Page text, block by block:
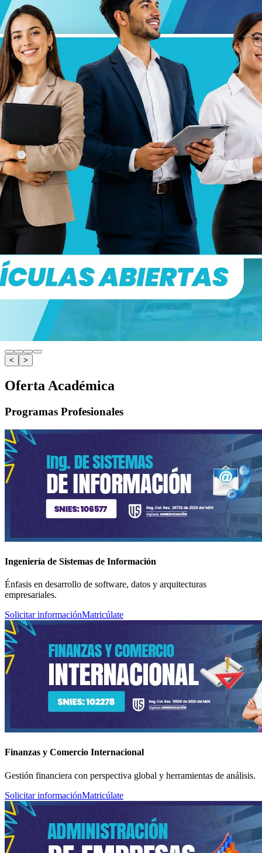
< >
Oferta Académica
Programas Profesionales
Ingeniería de Sistemas de Información
Énfasis en desarrollo de software, datos y arquitecturas
empresariales.
Solicitar informaciónMatricúlate
Finanzas y Comercio Internacional
Gestión financiera con perspectiva global y herramientas de análisis.
Solicitar informaciónMatricúlate